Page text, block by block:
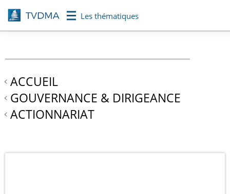
Aller
au
contenu
Les thématiques
ACCUEIL
GOUVERNANCE & DIRIGEANCE
ACTIONNARIAT